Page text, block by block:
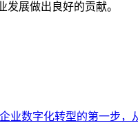
展做出良好的贡献。
企业数字化转型的第一步，